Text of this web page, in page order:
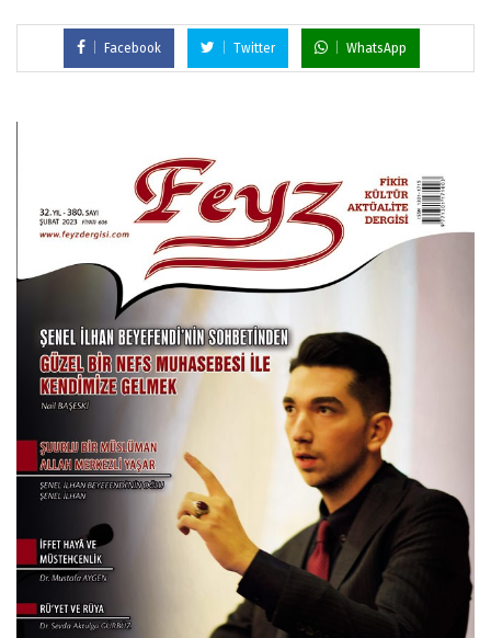
Facebook Twitter WhatsApp